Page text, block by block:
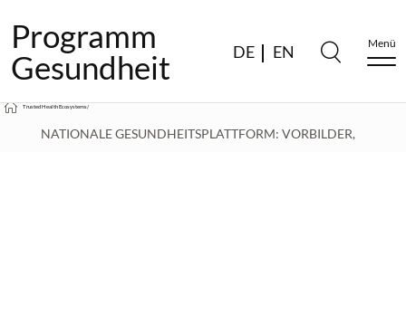
Programm
Gesundheit
DE EN Menü
Trusted Health Ecosystems/
NATIONALE GESUNDHEITSPLATTFORM: VORBILDER,